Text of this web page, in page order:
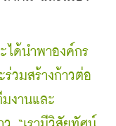
ได้นำพาองค์กร
วมสร้างก้าวต่อ
งานและ